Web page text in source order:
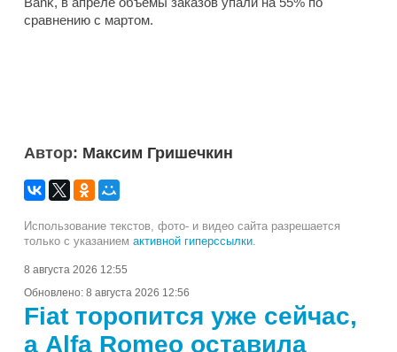
сравнению с мартом.
Автор: Максим Гришечкин
Использование текстов, фото- и видео сайта разрешается
только с указанием активной гиперссылки
8 августа 2026 12:55
Обновлено: 8 августа 2026 12:56
Fiat торопится уже сейчас,
а Alfa Romeo оставила